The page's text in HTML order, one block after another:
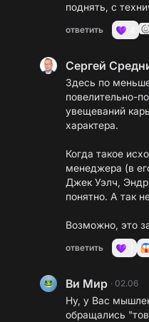
поднять, с
ответить
Сергей
Здесь по
повелительно-
увещеваний
характера.
Когда такое
менеджера (в
Джек Уэлч,
понятно. А так
Возможно, это
ответить
Ви Мир · 02.06
Ну, у Вас
обращались